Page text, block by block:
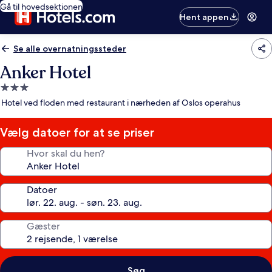
Gå til hovedsektionen
Hent appen
Se alle overnatningssteder
Anker Hotel
3.0-
stjernet
Hotel ved floden med restaurant i nærheden af Oslos operahus
Vælg datoer for at se priser
Hvor skal du hen?
Datoer
Gæster